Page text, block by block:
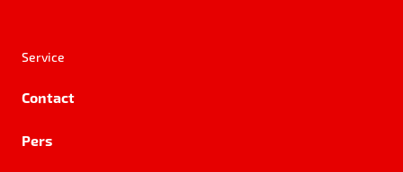
Service
Contact
Pers